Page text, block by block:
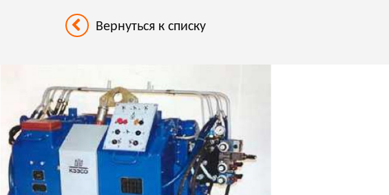
Вернуться к списку